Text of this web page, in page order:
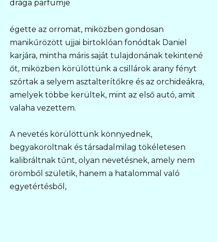
drága parfümje
égette az orromat, miközben gondosan
manikűrözött ujjai birtoklóan fonódtak Daniel
karjára, mintha máris saját tulajdonának tekintené
őt, miközben körülöttünk a csillárok arany fényt
szórtak a selyem asztalterítőkre és az orchideákra,
amelyek többe kerültek, mint az első autó, amit
valaha vezettem.
A nevetés körülöttünk könnyednek,
begyakoroltnak és társadalmilag tökéletesen
kalibráltnak tűnt, olyan nevetésnek, amely nem
örömből születik, hanem a hatalommal való
egyetértésből,